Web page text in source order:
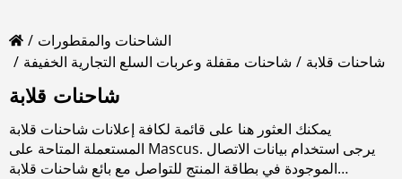
الشاحنات والمقطورات
شاحنات مقفلة وعربات السلع التجارية الخفيفة
شاحنات قلابة
شاحنات قلابة
يمكنك العثور هنا على قائمة لكافة إعلانات شاحنات قلابة
المستعملة المتاحة على Mascus. يرجى استخدام بيانات الاتصال
الموجودة في بطاقة المنتج للتواصل مع بائع شاحنات قلابة